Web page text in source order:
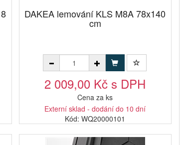
DAKEA lemování KLS M8A 78x140
cm
2 009,00 Kč s DPH
Cena za ks
Externí sklad - dodání do 10 dní
Kód: WQ20000101